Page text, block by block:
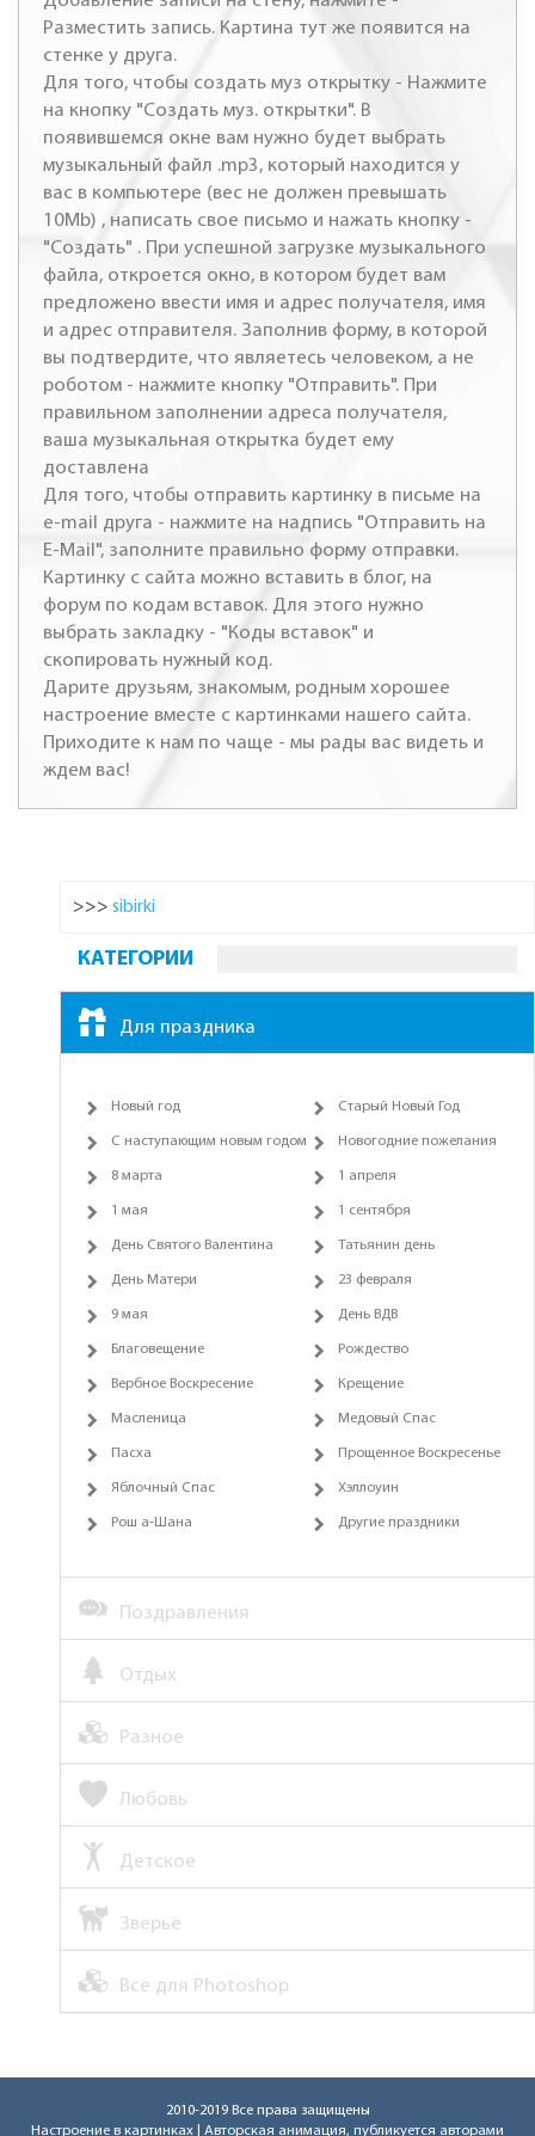
Разместить запись. Картина тут же появится на
стенке у друга.
Для того, чтобы создать муз открытку - Нажмите
на кнопку "Создать муз. открытки". В
появившемся окне вам нужно будет выбрать
музыкальный файл .mp3, который находится у
вас в компьютере (вес не должен превышать
10Mb) , написать свое письмо и нажать кнопку -
"Создать" . При успешной загрузке музыкального
файла, откроется окно, в котором будет вам
предложено ввести имя и адрес получателя, имя
и адрес отправителя. Заполнив форму, в которой
вы подтвердите, что являетесь человеком, а не
роботом - нажмите кнопку "Отправить". При
правильном заполнении адреса получателя,
ваша музыкальная открытка будет ему
доставлена
Для того, чтобы отправить картинку в письме на
e-mail друга - нажмите на надпись "Отправить на
E-Mail", заполните правильно форму отправки.
Картинку с сайта можно вставить в блог, на
форум по кодам вставок. Для этого нужно
выбрать закладку - "Коды вставок" и
скопировать нужный код.
Дарите друзьям, знакомым, родным хорошее
настроение вместе с картинками нашего сайта.
Приходите к нам по чаще - мы рады вас видеть и
ждем вас!
>>> sibirki
КАТЕГОРИИ
Для праздника
Новый год Старый Новый Год
С наступающим новым годом Новогодние пожелания
8 марта 1 апреля
1 мая 1 сентября
День Святого Валентина Татьянин день
День Матери 23 февраля
9 мая День ВДВ
Благовещение Рождество
Вербное Воскресение Крещение
Масленица Медовый Спас
Пасха Прощенное Воскресенье
Яблочный Спас Хэллоуин
Рош а-Шана Другие праздники
Поздравления
Отдых
Разное
Любовь
Детское
Зверьё
Все для Photoshop
2010-2019 Все права защищены
Настроение в картинках | Авторская анимация, публикуется авторами